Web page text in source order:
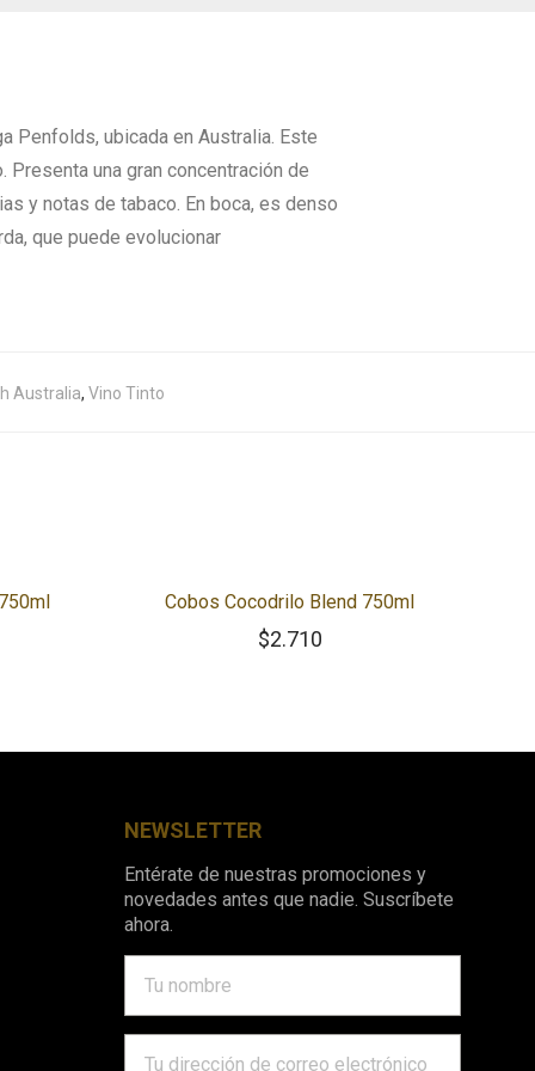
Penfolds, ubicada en Australia. Este
una gran concentración de
y notas de tabaco. En boca, es denso
que puede evolucionar
Australia, Vino Tinto
Cobos Cocodrilo Blend 750ml
$2.710
NEWSLETTER
Entérate de nuestras promociones y
novedades antes que nadie. Suscríbete
ahora.